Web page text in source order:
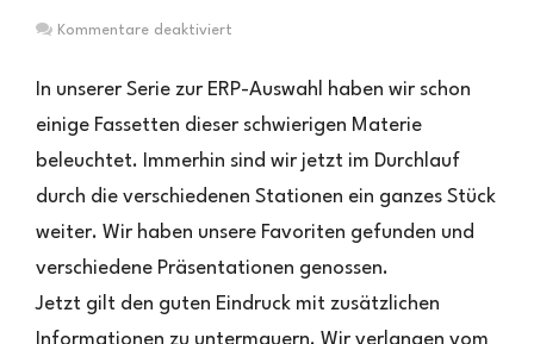
Kommentare deaktiviert
Auswahl
wenn
es
wäre
/
In unserer Serie zur ERP-Auswahl haben wir schon
einige Fassetten dieser schwierigen Materie
beleuchtet. Immerhin sind wir jetzt im Durchlauf
durch die verschiedenen Stationen ein ganzes Stück
weiter. Wir haben unsere Favoriten gefunden und
verschiedene Präsentationen genossen.
Jetzt gilt den guten Eindruck mit zusätzlichen
Informationen zu untermauern. Wir verlangen vom